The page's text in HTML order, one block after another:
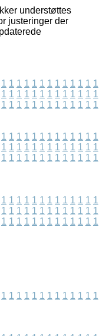
understøttes
justeringer der
1 1 1 1 1 1 1 1 1 1 1 1 1
1 1 1 1 1 1 1 1 1 1 1 1 1
1 1 1 1 1 1 1 1 1 1 1 1 1
1 1 1 1 1 1 1 1 1 1 1 1 1
1 1 1 1 1 1 1 1 1 1 1 1 1
1 1 1 1 1 1 1 1 1 1 1 1 1
1 1 1 1 1 1 1 1 1 1 1 1 1
1 1 1 1 1 1 1 1 1 1 1 1 1
1 1 1 1 1 1 1 1 1 1 1 1 1
1 1 1 1 1 1 1 1 1 1 1 1 1